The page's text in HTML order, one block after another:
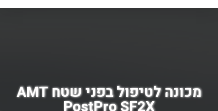
מכונה לטיפול בפני שטח AMT